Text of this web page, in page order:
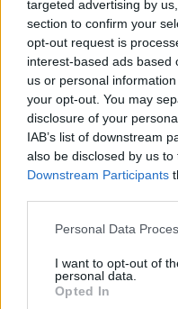
targeted advertising by
section to confirm your
opt-out request is
interest-based ads based
us or personal
your opt-out. You may
disclosure of your
IAB’s list of downstream
also be disclosed by us
Downstream Participants
Please note that this
not limited to your visit or
grant or deny consent to
use your data for below
Personal Data
I want to opt-out of
personal data.
Opted In
legyen a Google-
Facebookon is!